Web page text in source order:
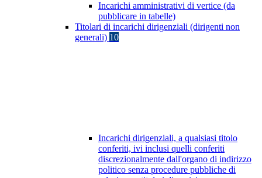
Incarichi amministrativi di vertice (da
pubblicare in tabelle)
Titolari di incarichi dirigenziali (dirigenti non
generali) 10
Incarichi dirigenziali, a qualsiasi titolo
conferiti, ivi inclusi quelli conferiti
discrezionalmente dall'organo di indirizzo
politico senza procedure pubbliche di